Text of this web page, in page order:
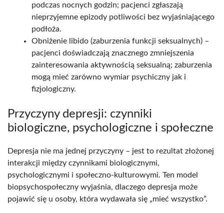
podczas nocnych godzin; pacjenci zgłaszają
nieprzyjemne epizody potliwości bez wyjaśniającego
podłoża.​
Obniżenie libido (zaburzenia funkcji seksualnych) –
pacjenci doświadczają znacznego zmniejszenia
zainteresowania aktywnością seksualną; zaburzenia
mogą mieć zarówno wymiar psychiczny jak i
fizjologiczny.​
Przyczyny depresji: czynniki
biologiczne, psychologiczne i społeczne
Depresja nie ma jednej przyczyny – jest to rezultat złożonej
interakcji między czynnikami biologicznymi,
psychologicznymi i społeczno-kulturowymi. Ten model
biopsychospołeczny wyjaśnia, dlaczego depresja może
pojawić się u osoby, która wydawała się „mieć wszystko”.​